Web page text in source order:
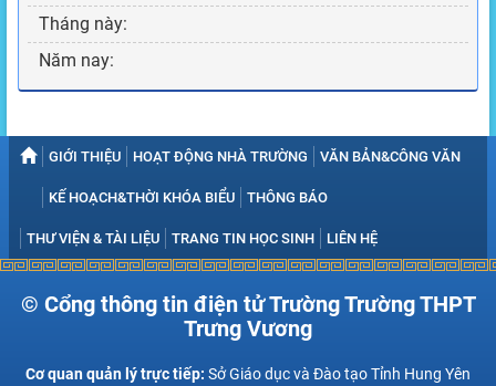
Tháng này:
Năm nay:
GIỚI THIỆU HOẠT ĐỘNG NHÀ TRƯỜNG VĂN BẢN&CÔNG VĂN
KẾ HOẠCH&THỜI KHÓA BIỂU THÔNG BÁO
THƯ VIỆN & TÀI LIỆU TRANG TIN HỌC SINH LIÊN HỆ
© Cổng thông tin điện tử Trường Trường THPT
Trưng Vương
Cơ quan quản lý trực tiếp: Sở Giáo dục và Đào tạo Tỉnh Hung Yên